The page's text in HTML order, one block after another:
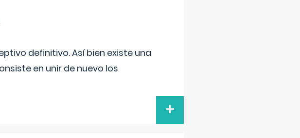
definitivo. Así bien existe una
en unir de nuevo los
+